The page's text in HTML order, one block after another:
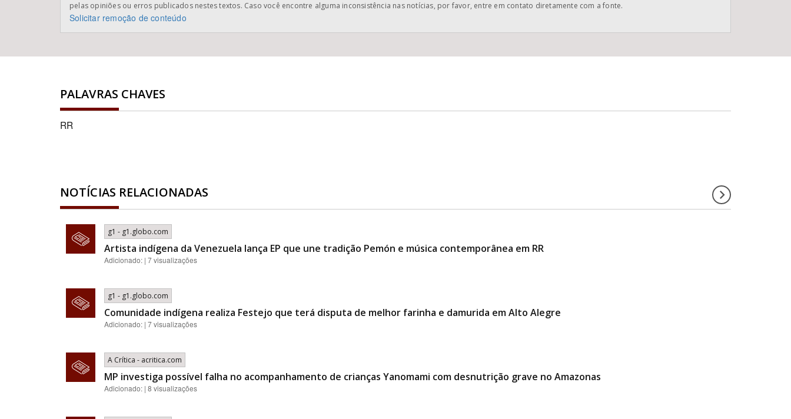
pelas opiniões ou erros publicados nestes textos. Caso você encontre alguma inconsistência nas notícias, por favor, entre em contato diretamente com a fonte.
Solicitar remoção de conteúdo
PALAVRAS CHAVES
RR
NOTÍCIAS RELACIONADAS
g1 - g1.globo.com
Artista indígena da Venezuela lança EP que une tradição Pemón e música contemporânea em RR
Adicionado: | 7 visualizações
g1 - g1.globo.com
Comunidade indígena realiza Festejo que terá disputa de melhor farinha e damurida em Alto Alegre
Adicionado: | 7 visualizações
A Crítica - acritica.com
MP investiga possível falha no acompanhamento de crianças Yanomami com desnutrição grave no Amazonas
Adicionado: | 8 visualizações